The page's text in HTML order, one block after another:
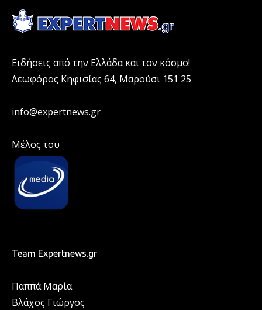
Ειδήσεις από την Ελλάδα και τον κόσμο!
Λεωφόρος Κηφισίας 64, Μαρούσι 151 25
info@expertnews.gr
Μέλος του
Team Expertnews.gr
Παππά Μαρία
Βλάχος Γιώργος